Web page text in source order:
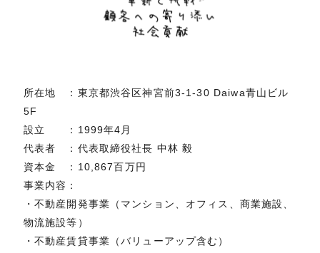
所在地 ：東京都渋谷区神宮前3-1-30 Daiwa青山ビル
5F
設立 ：1999年4月
代表者 ：代表取締役社長 中林 毅
資本金 ：10,867百万円
事業内容：
・不動産開発事業（マンション、オフィス、商業施設、
物流施設等）
・不動産賃貸事業（バリューアップ含む）